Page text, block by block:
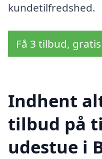
kundetilfredshed.
Få 3 tilbud,
Indhent
tilbud på
udestue i